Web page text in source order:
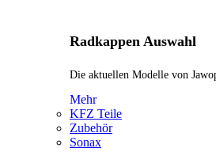
Radkappen Auswahl
Die aktuellen Modelle von
Mehr
KFZ Teile
Zubehör
Sonax